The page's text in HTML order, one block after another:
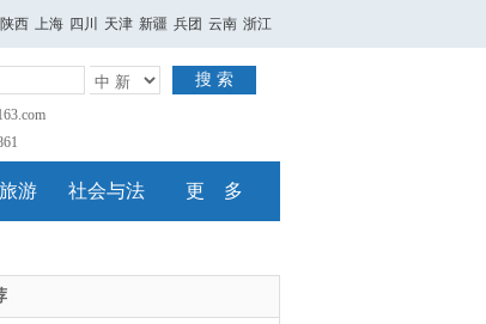
陕西 上海 四川 天津 新疆 兵团 云南 浙江
搜 索
游 社会与法 更 多